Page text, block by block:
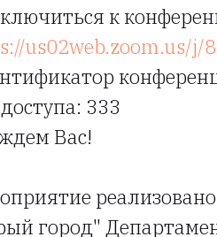
к
us02web.zoom.us/j/
333
Вас!
город"